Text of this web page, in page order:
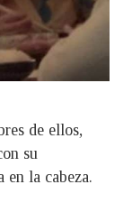
de ellos,
su
en la cabeza.